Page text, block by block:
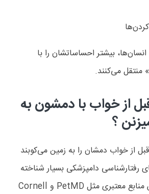
بیشتر احساساتشان را با
منتقل می‌کنند.
از خواب با دمشون به
؟
قبل از خواب دمشان را به زمین می‌کوبند
رفتارشناسی دامپزشکی بسیار شناخته
معتبری مثل PetMD و Cornell